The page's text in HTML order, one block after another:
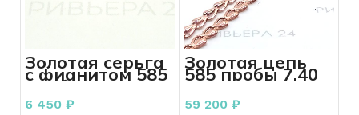
Золотая серьга
с фианитом 585
пробы 0.86
грамм
6 450 ₽
Золотая цепь
585 пробы 7.40
грамма
59 200 ₽